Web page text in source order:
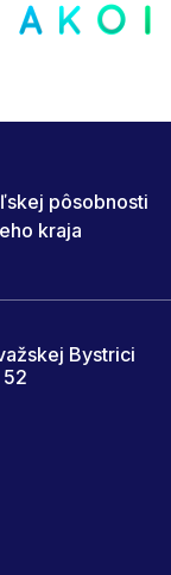
pôsobnosti
kraja
Bystrici